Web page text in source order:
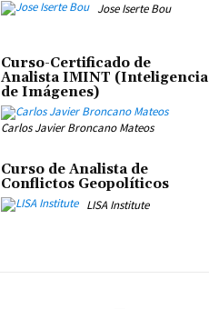
Jose Iserte Bou
Curso-Certificado de
Analista IMINT (Inteligencia
de Imágenes)
Carlos Javier Broncano Mateos
Curso de Analista de
Conflictos Geopolíticos
LISA Institute